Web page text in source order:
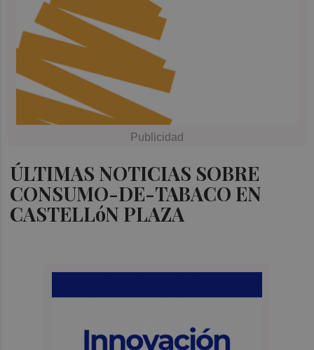
ÚLTIMAS NOTICIAS SOBRE
CONSUMO-DE-TABACO EN
CASTELLóN PLAZA